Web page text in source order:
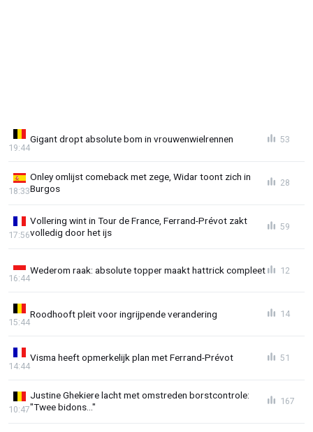
Gigant dropt absolute bom in vrouwenwielrennen
19:44
53
Onley omlijst comeback met zege, Widar toont zich in
Burgos
18:33
28
Vollering wint in Tour de France, Ferrand-Prévot zakt
volledig door het ijs
17:56
59
Wederom raak: absolute topper maakt hattrick compleet
16:44
12
Roodhooft pleit voor ingrijpende verandering
15:44
14
Visma heeft opmerkelijk plan met Ferrand-Prévot
14:44
51
Justine Ghekiere lacht met omstreden borstcontrole:
"Twee bidons..."
10:47
167